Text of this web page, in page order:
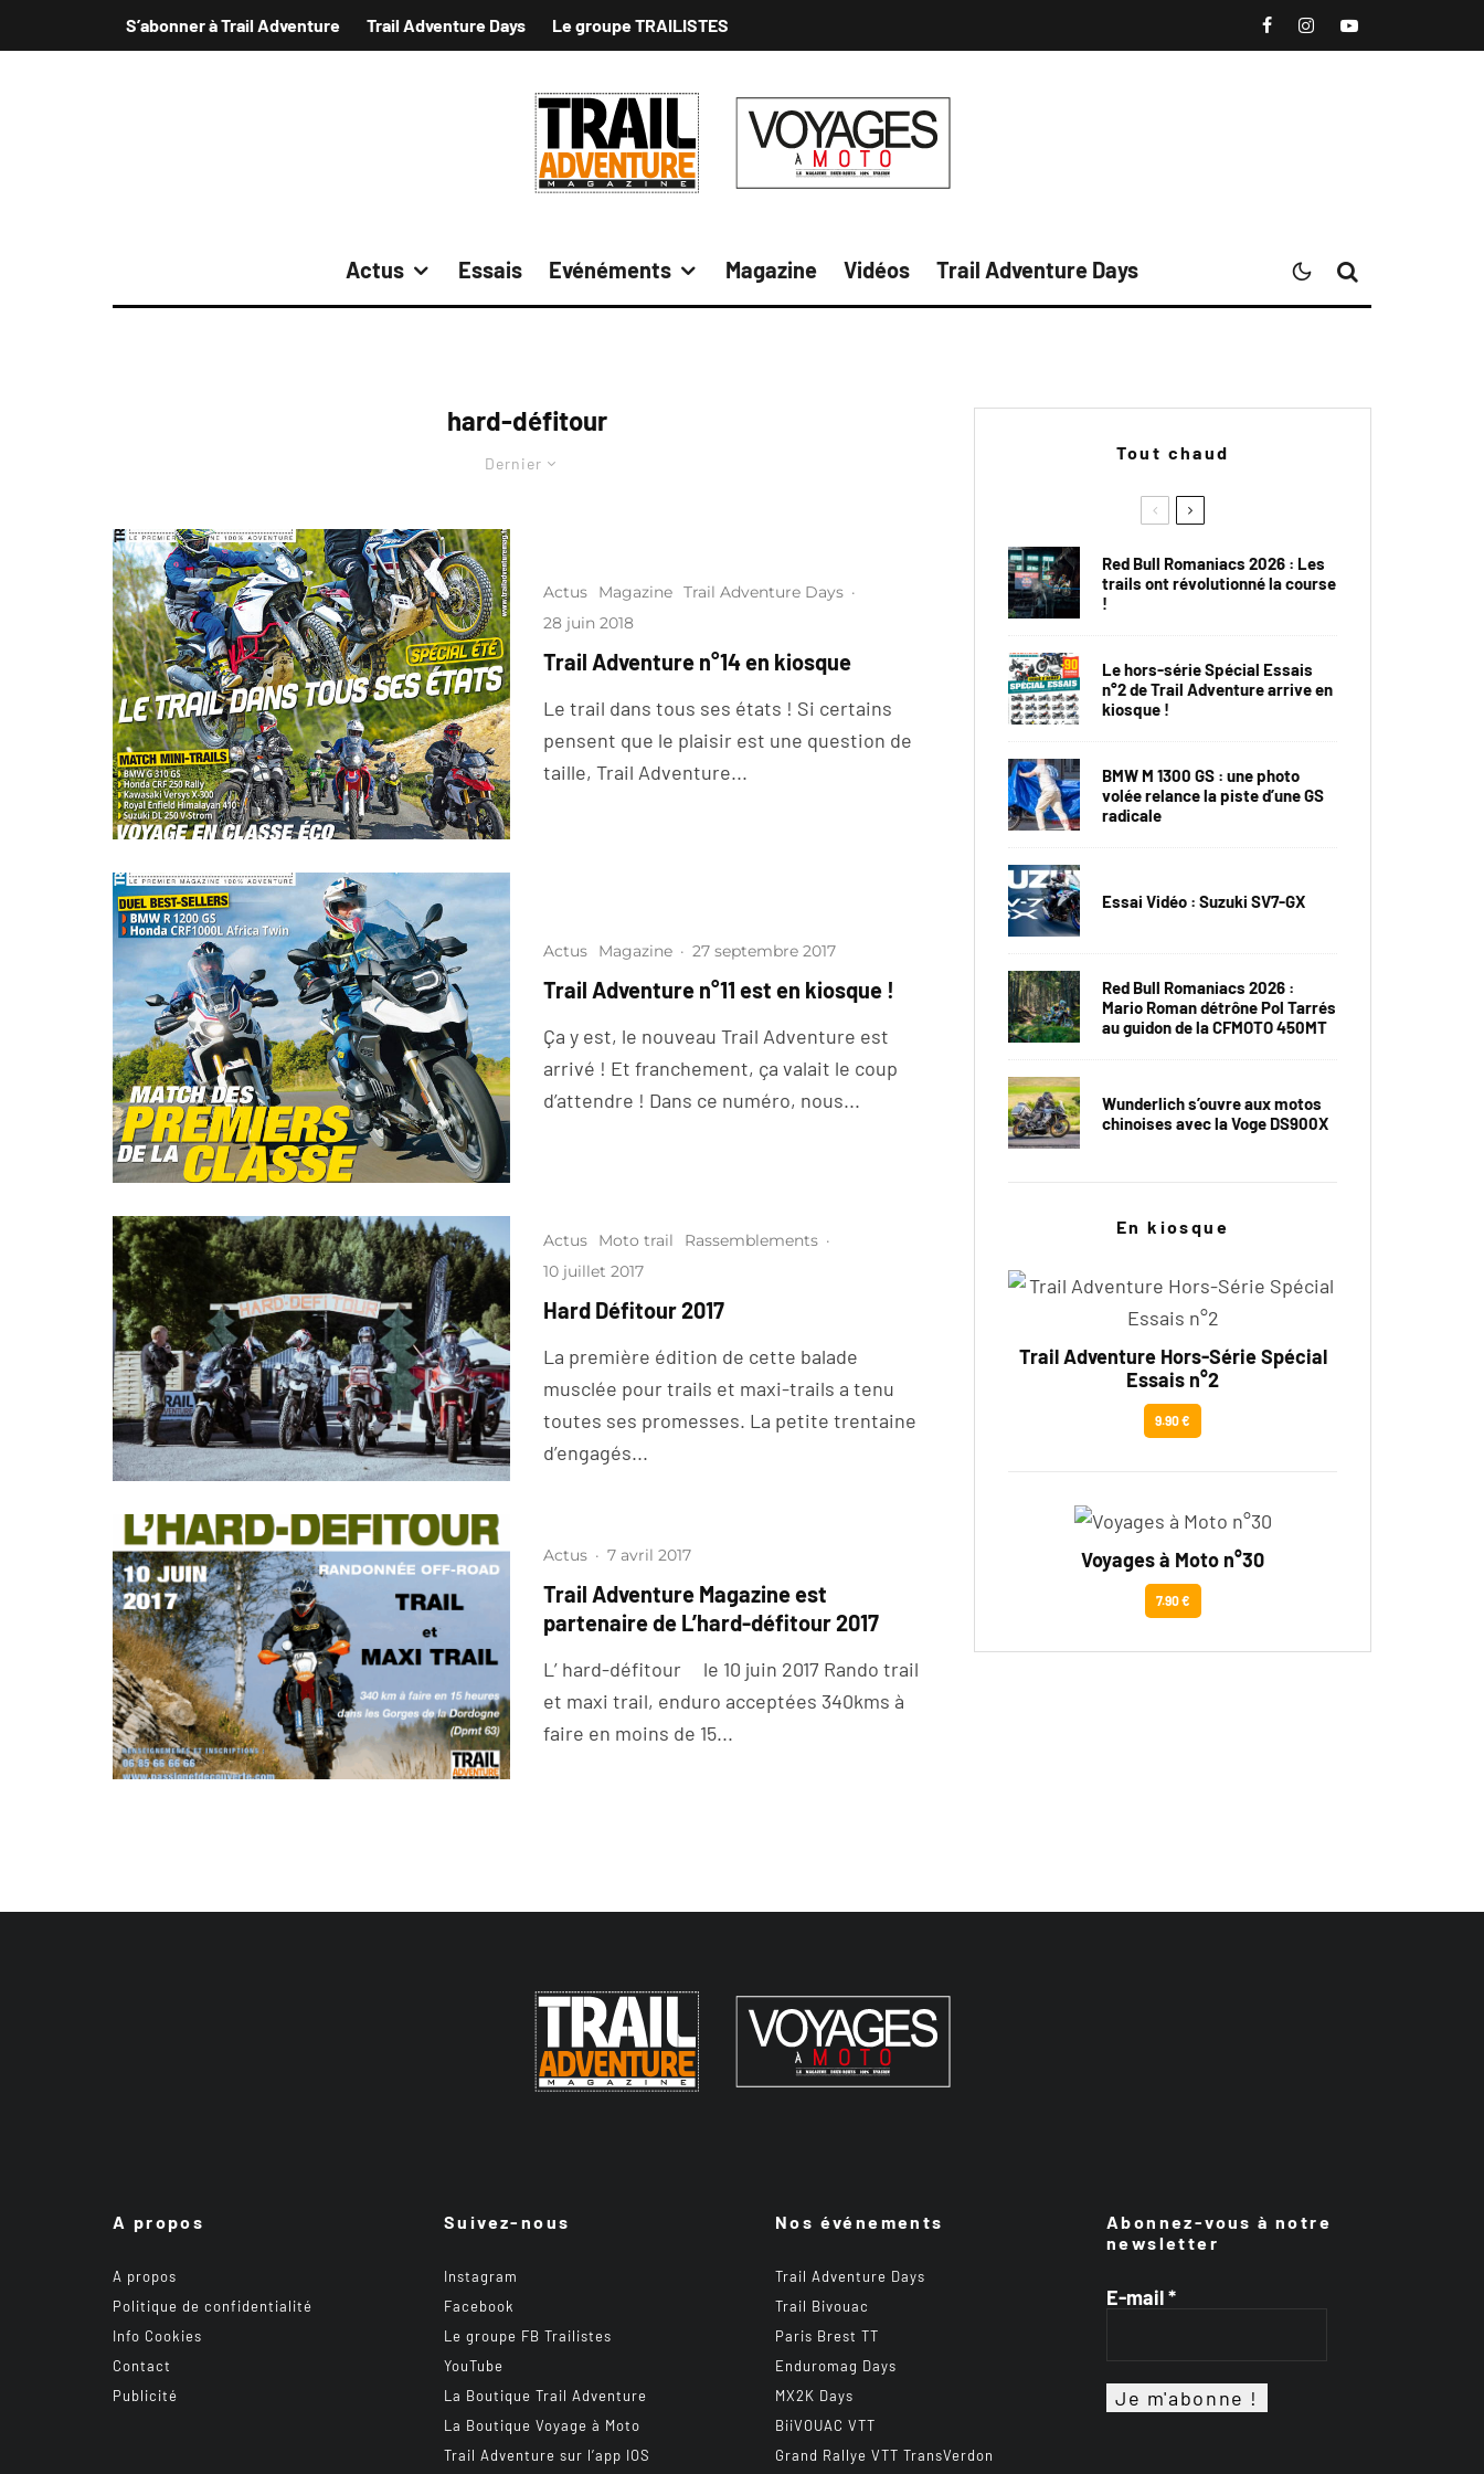
S’abonner à Trail Adventure Trail Adventure Days Le groupe TRAILISTES
Actus Essais Evénéments Magazine Vidéos Trail Adventure Days
hard-défitour
Dernier
Actus Magazine Trail Adventure Days ·
28 juin 2018
Trail Adventure n°14 en kiosque
Le trail dans tous ses états ! Si certains
pensent que le plaisir est une question de
taille, Trail Adventure...
Actus Magazine · 27 septembre 2017
Trail Adventure n°11 est en kiosque !
Ça y est, le nouveau Trail Adventure est
arrivé ! Et franchement, ça valait le coup
d’attendre ! Dans ce numéro, nous...
Actus Moto trail Rassemblements ·
10 juillet 2017
Hard Défitour 2017
La première édition de cette balade
musclée pour trails et maxi-trails a tenu
toutes ses promesses. La petite trentaine
d’engagés...
Actus · 7 avril 2017
Trail Adventure Magazine est
partenaire de L’hard-défitour 2017
L’ hard-défitour le 10 juin 2017 Rando trail
et maxi trail, enduro acceptées 340kms à
faire en moins de 15...
Tout chaud
Red Bull Romaniacs 2026 : Les
trails ont révolutionné la course
!
Le hors-série Spécial Essais
n°2 de Trail Adventure arrive en
kiosque !
BMW M 1300 GS : une photo
volée relance la piste d’une GS
radicale
Essai Vidéo : Suzuki SV7-GX
Red Bull Romaniacs 2026 :
Mario Roman détrône Pol Tarrés
au guidon de la CFMOTO 450MT
Wunderlich s’ouvre aux motos
chinoises avec la Voge DS900X
En kiosque
Trail Adventure Hors-Série Spécial
Essais n°2
9.90 €
Voyages à Moto n°30
7.90 €
A propos
A propos
Politique de confidentialité
Info Cookies
Contact
Publicité
Suivez-nous
Instagram
Facebook
Le groupe FB Trailistes
YouTube
La Boutique Trail Adventure
La Boutique Voyage à Moto
Trail Adventure sur l’app IOS
Nos événements
Trail Adventure Days
Trail Bivouac
Paris Brest TT
Enduromag Days
MX2K Days
BiiVOUAC VTT
Grand Rallye VTT TransVerdon
Abonnez-vous à notre
newsletter
E-mail*